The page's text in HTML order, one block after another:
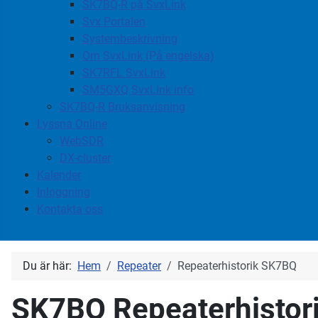
SK7BQ-R på SvxLink
Svx Portalen
Systembeskrivning
Om SvxLink (På engelska)
SK7RFL SvxLink
SM5GXQ SvxLink info
SK7BQ-R Bruksanvisning
Lyssna Online
WebSDR
DX-cluster
Kalender
Inloggning
Kontakta oss
Du är här: Hem Repeater Repeaterhistorik SK7BQ
SK7BQ